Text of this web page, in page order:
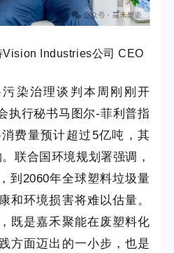
Industries公司 CEO
染治理谈判本周刚刚开
执行秘书马图尔-菲利普指
费量预计超过5亿吨，其
联合国环境规划署强调，
到2060年全球塑料垃圾量
和环境损害将难以估量。
既是嘉禾聚能在废塑料化
方面迈出的一小步，也是